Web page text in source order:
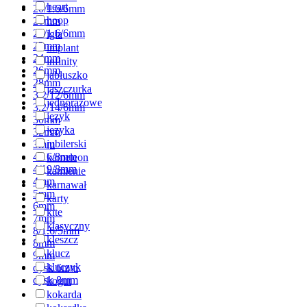
20/1.6/6mm
20mm
22/1.6/6mm
22mm
24mm
26mm
28mm
3.2/12/6mm
3.2/14/6mm
30mm
32mm
3mm
4/16/8mm
4/19/8mm
4mm
5mm
6mm
7mm
8/1.6/5mm
8mm
9mm
dysk 6mm
dysk 8mm
heart
hoop
igła
implant
infinity
jabłuszko
jaszczurka
jednorazowe
język
języka
jubilerski
kameleon
kamienie
karnawał
karty
kite
klasyczny
kleszcz
klucz
kluczyk
kogut
kokarda